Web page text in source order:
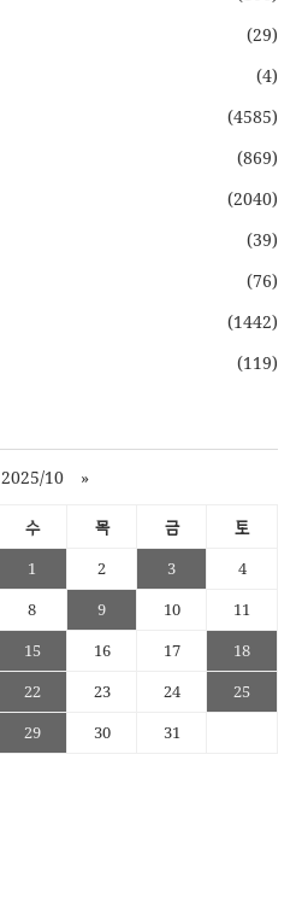
(29)
(4)
(4585)
(869)
(2040)
(39)
(76)
(1442)
(119)
2025/10 »
수 목 금 토
1 2 3
4
8 9 10
11
15 16 17
18
22 23 24
25
29 30 31